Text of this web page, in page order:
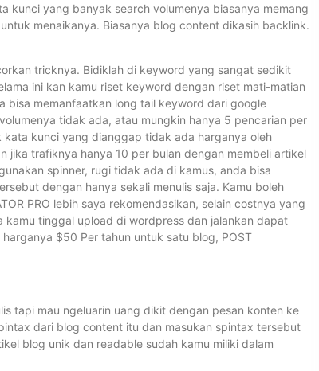
kunci yang banyak search volumenya biasanya memang
menaikanya. Biasanya blog content dikasih backlink.
tricknya. Bidiklah di keyword yang sangat sedikit
ini kan kamu riset keyword dengan riset mati-matian
bisa memanfaatkan long tail keyword dari google
tidak ada, atau mungkin hanya 5 pencarian per
kata kunci yang dianggap tidak ada harganya oleh
jika trafiknya hanya 10 per bulan dengan membeli artikel
spinner, rugi tidak ada di kamus, anda bisa
dengan hanya sekali menulis saja. Kamu boleh
PRO lebih saya rekomendasikan, selain costnya yang
tinggal upload di wordpress dan jalankan dapat
$50 Per tahun untuk satu blog, POST
tapi mau ngeluarin uang dikit dengan pesan konten ke
dari blog content itu dan masukan spintax tersebut
blog unik dan readable sudah kamu miliki dalam